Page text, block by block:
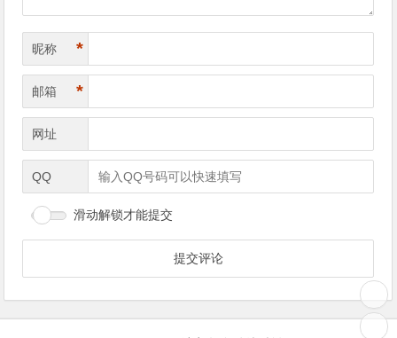
昵称 *
邮箱 *
网址
QQ
滑动解锁才能提交